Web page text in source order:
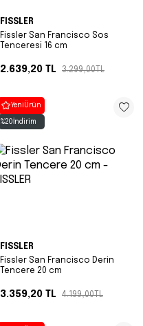
FISSLER
Fissler San Francisco Sos
Tenceresi 16 cm
2.639,20 TL 3.299,00TL
Yeni Ürün
%20 İndirim
FISSLER
Fissler San Francisco Derin
Tencere 20 cm
3.359,20 TL 4.199,00TL